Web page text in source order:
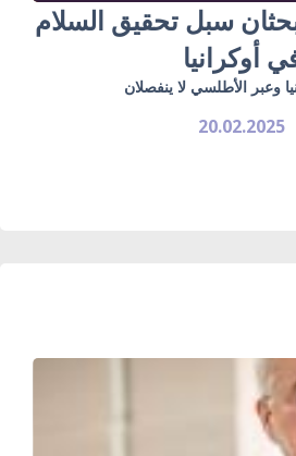
سبل تحقيق السلام
أوكرانيا
وعبر الأطلسي لا ينفصلان
20.02.2025